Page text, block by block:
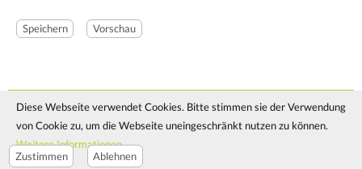
© 2024 - Manuela Pirringer
Impressum
Datenschutz
Diese Webseite verwendet Cookies. Bitte stimmen sie der Verwendung
von Cookie zu, um die Webseite uneingeschränkt nutzen zu können.
Weitere Informationen
Zustimmen
Ablehnen